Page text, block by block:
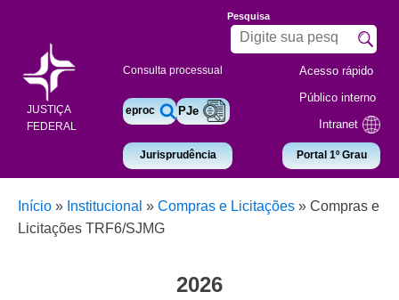
JUSTIÇA
FEDERAL
Consulta processual
eproc PJe
Jurisprudência
Pesquisa
Acesso rápido
Público interno
Intranet
Portal 1º Grau
Início » Institucional » Compras e Licitações » Compras e
Licitações TRF6/SJMG
2026